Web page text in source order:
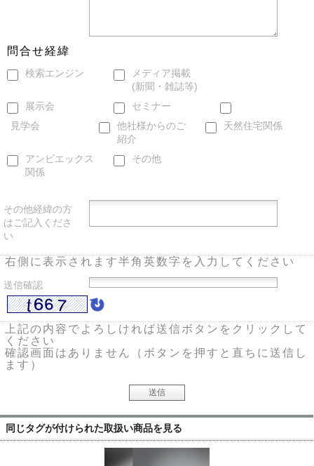
問合せ経緯
検索エンジン
メディア掲載
(新聞・雑誌等)
展示会
セミナー
見学会
他社様からのご
紹介
天然住宅関係
アンビエックス
関係
その他
その他経緯の方
はご記入くださ
い
右側に表示されます半角英数字を入力してください
送信確認
上記の内容でよろしければ送信ボタンをクリックして
ください
確認画面はありません（ボタンを押すと直ちに送信し
ます）
同じタグが付けられた取扱い商品を見る